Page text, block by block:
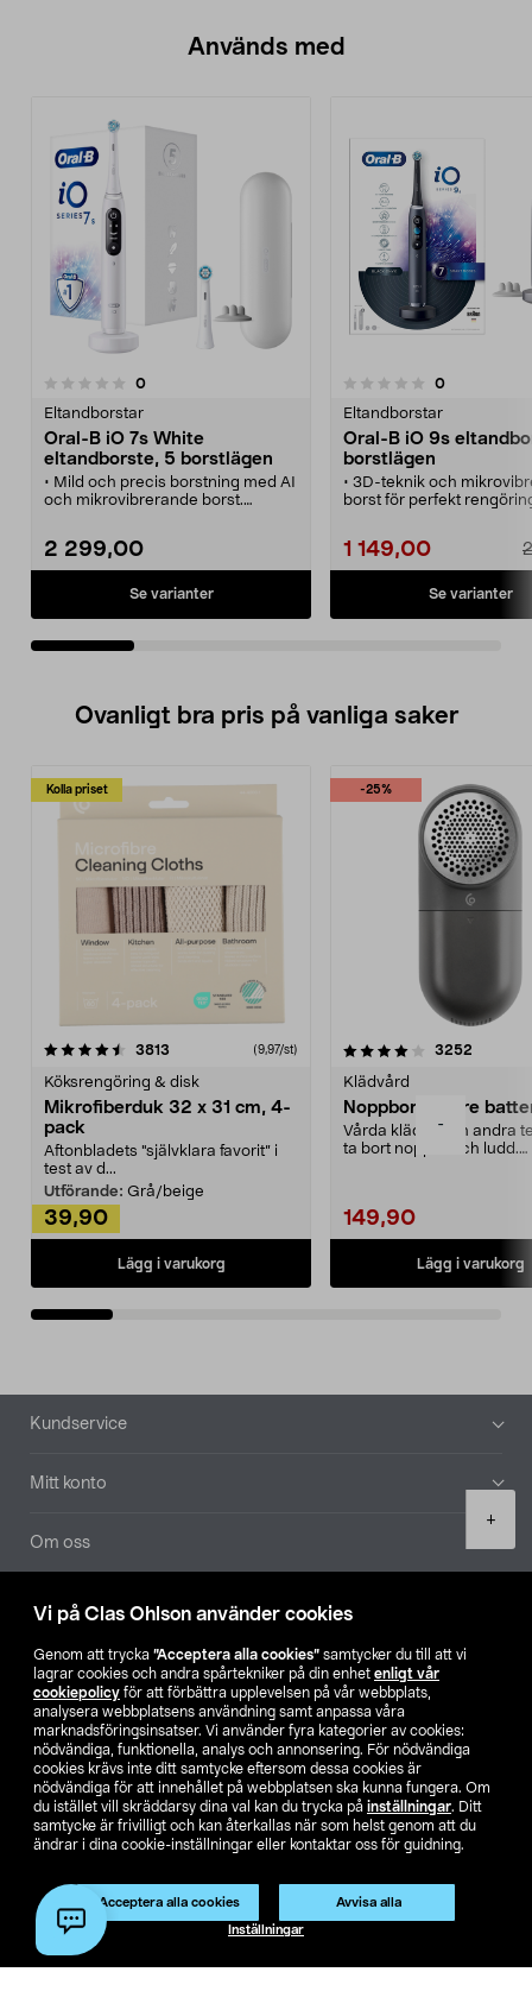
Vi på Clas Ohlson använder cookies
Genom att trycka ”Acceptera alla cookies” samtycker du till att vi
lagrar cookies och andra spårtekniker på din enhet enligt vår
cookiepolicy för att förbättra upplevelsen på vår webbplats,
analysera webbplatsens användning samt anpassa våra
marknadsföringsinsatser. Vi använder fyra kategorier av cookies:
nödvändiga, funktionella, analys och annonsering. För nödvändiga
cookies krävs inte ditt samtycke eftersom dessa cookies är
nödvändiga för att innehållet på webbplatsen ska kunna fungera. Om
du istället vill skräddarsy dina val kan du trycka på inställningar. Ditt
samtycke är frivilligt och kan återkallas när som helst genom att du
ändrar i dina cookie-inställningar eller kontaktar oss för guidning.
Acceptera alla cookies Avvisa alla
Inställningar
-
+
Används med
0recensioner
Eltandborstar
Oral-B iO 7s White
eltandborste, 5 borstlägen
• Mild och precis borstning med AI
och mikrovibrerande borst.
vitgörande rengöring.
• Eltandborste med personlig
feedback på din borstning.
Gentle Care).
2 299,00
Se varianter
0.0 av 5 stjärnor 0recensioner
Eltandborstar
Oral-B iO 9s
borstlägen
• 3D-teknik och
borst för perfekt
intensiv, vitgörande, mjuk
daglig rengöring.
• Lättanvänd interaktiv
magnetladdare ingår
1 149,00
Se varianter
0.0 av 5 stjärnor
Ovanligt bra pris på vanliga saker
Kolla priset
3813 (9,97/st)
Köksrengöring & disk
Mikrofiberduk 32 x 31 cm, 4-
pack
Aftonbladets "självklara favorit” i
test av d...
Utförande: Grå/beige
39,90
Lägg i varukorg
-25%
4.0av 5 stjärnor 3252
Klädvård
Noppborttagare
Vårda kläder och andra
ta bort noppor och ludd.
149,90
Lägg i varukorg
4.5av 5 stjärnor
Sidfot
Kundservice
Mitt konto
Om oss
Aktuellt
Våra bolag
Hitta butik
SE NO FI
Köpvillkor Privacy statement Klubbvillkor